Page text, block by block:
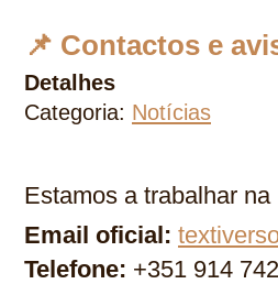
📌 Contactos e
Detalhes
Categoria: Notícias
Estamos a trabalhar na
Email oficial:
Telefone: +351 914